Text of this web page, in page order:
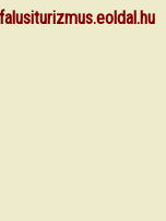
falusiturizmus.eoldal.hu